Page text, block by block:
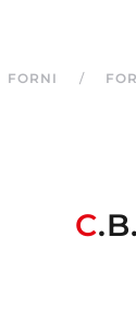
FORNI
C